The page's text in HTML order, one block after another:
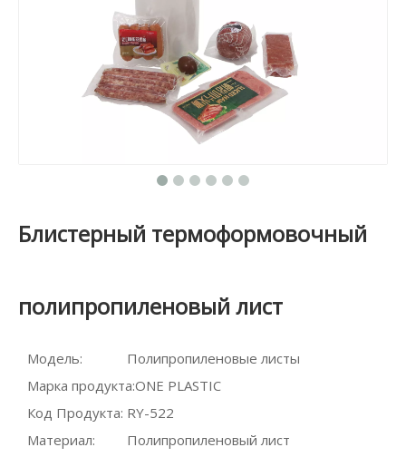
Блистерный термоформовочный
полипропиленовый лист
Модель:
Полипропиленовые листы
Марка продукта:ONE PLASTIC
Код Продукта: RY-522
Материал:
Полипропиленовый лист